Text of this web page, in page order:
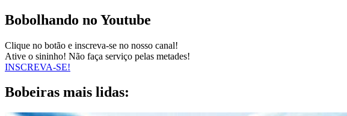
Bobolhando no Youtube
Clique no botão e inscreva-se no nosso canal!
Ative o sininho! Não faça serviço pelas metades!
INSCREVA-SE!
Bobeiras mais lidas: